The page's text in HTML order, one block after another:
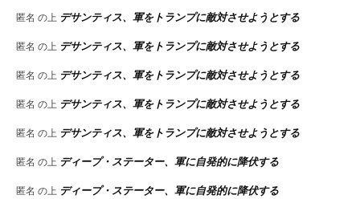
匿名 の上 デサンティス、軍をトランプに敵対させようとする
匿名 の上 デサンティス、軍をトランプに敵対させようとする
匿名 の上 デサンティス、軍をトランプに敵対させようとする
匿名 の上 デサンティス、軍をトランプに敵対させようとする
匿名 の上 デサンティス、軍をトランプに敵対させようとする
匿名 の上 ディープ・ステーター、軍に自発的に降伏する
匿名 の上 ディープ・ステーター、軍に自発的に降伏する